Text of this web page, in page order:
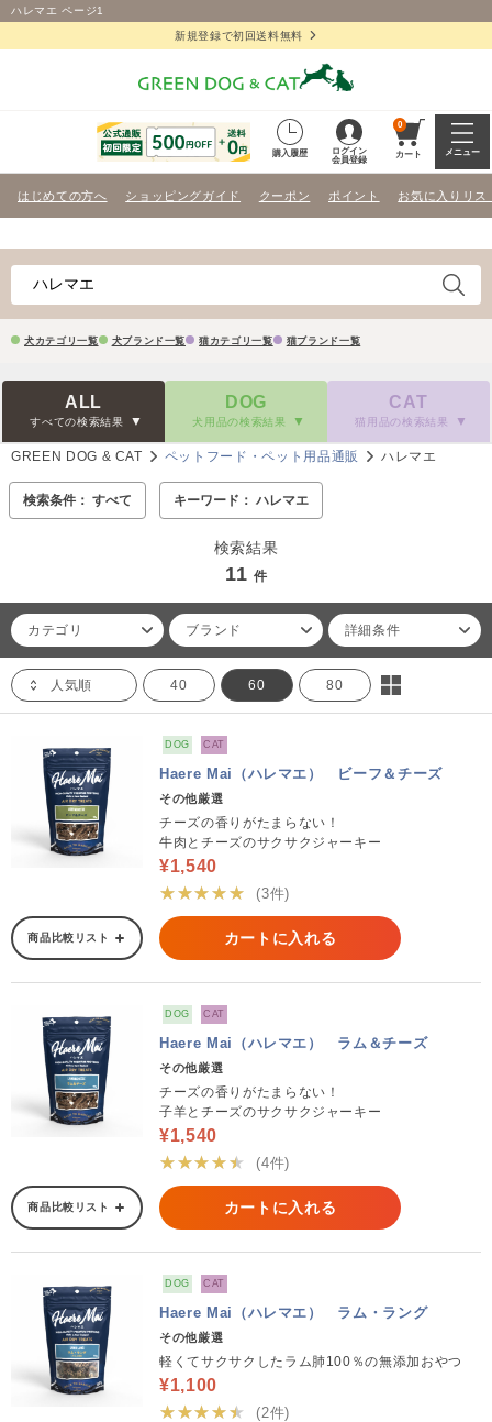
ハレマエ ページ1
新規登録で初回送料無料
購入履歴
ログイン
会員登録
0
カート メニュー
はじめての方へ ショッピングガイド クーポン ポイント お気に入りリス
犬カテゴリ一覧 犬ブランド一覧 猫カテゴリ一覧 猫ブランド一覧
ALL
すべての検索結果
DOG
犬用品の検索結果
CAT
猫用品の検索結果
GREEN DOG & CAT ペットフード・ペット用品通販 ハレマエ
検索条件： すべて キーワード： ハレマエ
検索結果
11 件
カテゴリ ブランド 詳細条件
人気順 40 60 80
DOG CAT
Haere Mai（ハレマエ） ビーフ＆チーズ
その他厳選
チーズの香りがたまらない！
牛肉とチーズのサクサクジャーキー
¥1,540
★★★★★
(3件)
商品比較リスト カートに入れる
DOG CAT
Haere Mai（ハレマエ） ラム＆チーズ
その他厳選
チーズの香りがたまらない！
子羊とチーズのサクサクジャーキー
¥1,540
★★★★★
(4件)
商品比較リスト カートに入れる
DOG CAT
Haere Mai（ハレマエ） ラム・ラング
その他厳選
軽くてサクサクしたラム肺100％の無添加おやつ
¥1,100
★★★★★
(2件)